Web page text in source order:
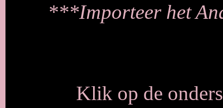
***Importeer het
Klik op de